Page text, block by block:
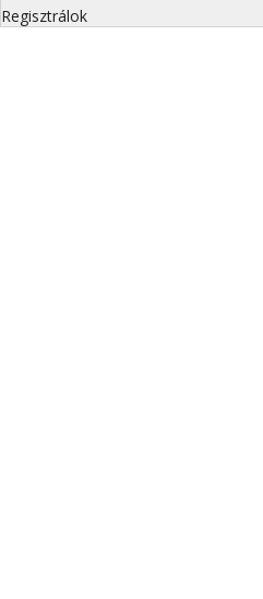
Regisztrálok